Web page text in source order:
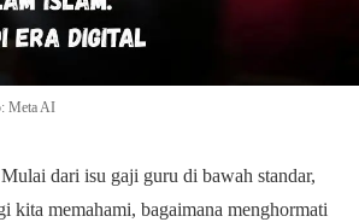
Meta AI
dari isu gaji guru di bawah standar,
kita memahami, bagaimana menghormati